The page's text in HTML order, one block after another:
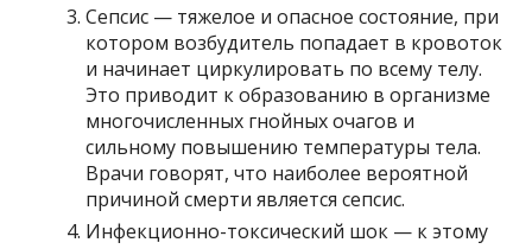
Сепсис — тяжелое и опасное состояние, при
котором возбудитель попадает в кровоток
и начинает циркулировать по всему телу.
Это приводит к образованию в организме
многочисленных гнойных очагов и
сильному повышению температуры тела.
Врачи говорят, что наиболее вероятной
причиной смерти является сепсис.
Инфекционно-токсический шок — к этому